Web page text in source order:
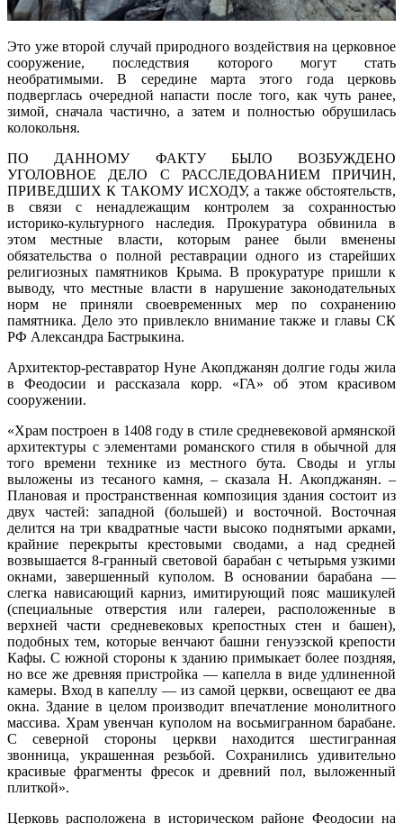
Это уже второй случай природного воздействия на церковное
сооружение, последствия которого могут стать
необратимыми. В середине марта этого года церковь
подверглась очередной напасти после того, как чуть ранее,
зимой, сначала частично, а затем и полностью обрушилась
колокольня.
ПО ДАННОМУ ФАКТУ БЫЛО ВОЗБУЖДЕНО
УГОЛОВНОЕ ДЕЛО С РАССЛЕДОВАНИЕМ ПРИЧИН,
ПРИВЕДШИХ К ТАКОМУ ИСХОДУ, а также обстоятельств,
в связи с ненадлежащим контролем за сохранностью
историко-культурного наследия. Прокуратура обвинила в
этом местные власти, которым ранее были вменены
обязательства о полной реставрации одного из старейших
религиозных памятников Крыма. В прокуратуре пришли к
выводу, что местные власти в нарушение законодательных
норм не приняли своевременных мер по сохранению
памятника. Дело это привлекло внимание также и главы СК
РФ Александра Бастрыкина.
Архитектор-реставратор Нуне Акопджанян долгие годы жила
в Феодосии и рассказала корр. «ГА» об этом красивом
сооружении.
«Храм построен в 1408 году в стиле средневековой армянской
архитектуры с элементами романского стиля в обычной для
того времени технике из местного бута. Своды и углы
выложены из тесаного камня, – сказала Н. Акопджанян. –
Плановая и пространственная композиция здания состоит из
двух частей: западной (большей) и восточной. Восточная
делится на три квадратные части высоко поднятыми арками,
крайние перекрыты крестовыми сводами, а над средней
возвышается 8-гранный световой барабан с четырьмя узкими
окнами, завершенный куполом. В основании барабана —
слегка нависающий карниз, имитирующий пояс машикулей
(специальные отверстия или галереи, расположенные в
верхней части средневековых крепостных стен и башен),
подобных тем, которые венчают башни генуэзской крепости
Кафы. С южной стороны к зданию примыкает более поздняя,
но все же древняя пристройка — капелла в виде удлиненной
камеры. Вход в капеллу — из самой церкви, освещают ее два
окна. Здание в целом производит впечатление монолитного
массива. Храм увенчан куполом на восьмигранном барабане.
С северной стороны церкви находится шестигранная
звонница, украшенная резьбой. Сохранились удивительно
красивые фрагменты фресок и древний пол, выложенный
плиткой».
Церковь расположена в историческом районе Феодосии на